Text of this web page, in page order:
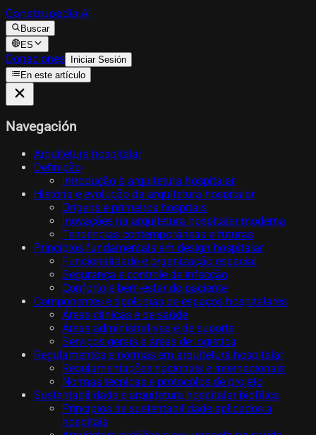
Construpedia.AI
Buscar
ES
Donaciones Iniciar Sesión
En este artículo
Navegación
Arquitetura hospitalar
Definição
Introdução à arquitetura hospitalar
História e evolução da arquitetura hospitalar
Origens e primeiros hospitais
Inovações na arquitetura hospitalar moderna
Tendências contemporâneas e futuras
Princípios fundamentais em design hospitalar
Funcionalidade e organização espacial
Segurança e controle de infecção
Conforto e bem-estar do paciente
Componentes e tipologias de espaços hospitalares
Áreas clínicas e de saúde
Áreas administrativas e de suporte
Serviços gerais e áreas de logística
Regulamentos e normas em arquitetura hospitalar
Regulamentações nacionais e internacionais
Normas técnicas e protocolos de projeto
Sustentabilidade e arquitetura hospitalar biofílica
Princípios de sustentabilidade aplicados a
hospitais